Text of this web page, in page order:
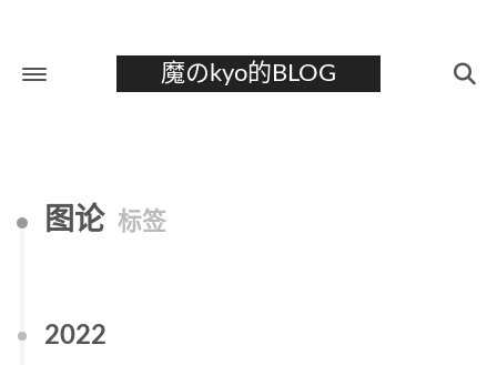
魔のkyo的BLOG
关于
归档
图论 标签
2022